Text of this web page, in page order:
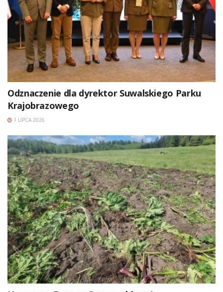
Odznaczenie dla dyrektor Suwalskiego Parku
Krajobrazowego
1 LIPCA 2026